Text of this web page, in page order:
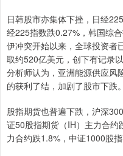
日韩股市亦集体下挫，日经
经225指数跌0.27%，韩国综
伊冲突开始以来，全球投资者
取约520亿美元，创下有记录
分析师认为，亚洲能源供应风
的获利了结，加剧了股市下跌。
股指期货也普遍下跌，沪深
证50股指期货（IH）主力合
力合约跌1.8%，中证1000股